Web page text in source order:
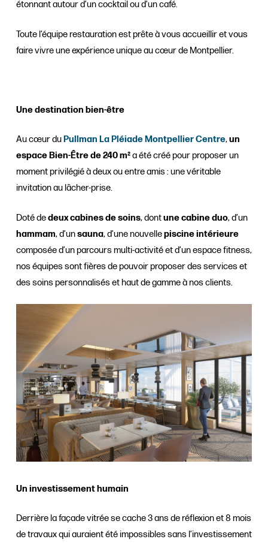
étonnant autour d’un cocktail ou d’un café.
Toute l’équipe restauration est prête à vous accueillir et vous
faire vivre une expérience unique au cœur de Montpellier.
Une destination bien-être
Au cœur duPullman La Pléiade Montpellier Centre,un
espace Bien-Être de 240 m²a été créé pour proposer un
moment privilégié à deux ou entre amis : une véritable
invitation au lâcher-prise.
Doté dedeux cabines de soins, dontune cabine duo, d’un
hammam, d’unsauna, d’une nouvellepiscine intérieure
composée d’un parcours multi-activité et d’un espace fitness,
nos équipes sont fières de pouvoir proposer des services et
des soins personnalisés et haut de gamme à nos clients.
Un investissement humain
Derrière la façade vitrée se cache 3 ans de réflexion et 8 mois
de travaux qui auraient été impossibles sans l’investissement